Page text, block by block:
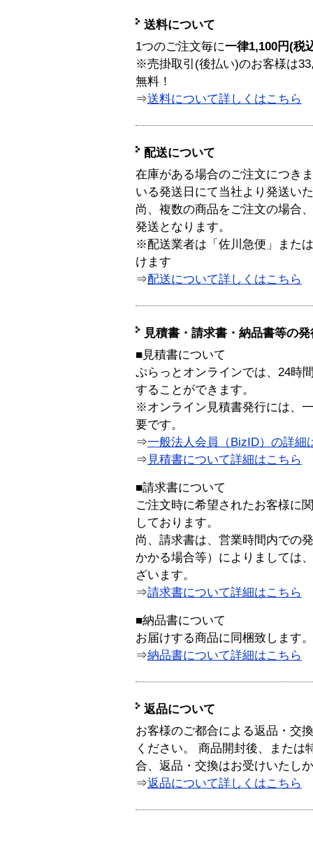
送料について
1つのご注文毎に一律1,100円(税
※売掛取引(後払い)のお客様は
無料！
⇒送料について詳しくはこちら
配送について
在庫がある場合のご注文につき
いる発送日にて当社より発送い
尚、複数の商品をご注文の場合
発送となります。
※配送業者は「佐川急便」また
けます
⇒配送について詳しくはこちら
見積書・請求書・納品書等の
■見積書について
ぷらっとオンラインでは、24時
することができます。
※オンライン見積書発行には、
要です。
⇒一般法人会員（BizID）の詳細
⇒ 見積書について詳細はこちら
■請求書について
ご注文時に希望されたお客様に
しております。
尚、請求書は、営業時間内での
かかる場合等）によりましては
ざいます。
⇒請求書について詳細はこちら
■納品書について
お届けする商品に同梱致します。
⇒納品書について詳細はこちら
返品について
お客様のご都合による返品・交
ください。 商品開封後、または
合、返品・交換はお受けいたし
⇒返品について詳しくはこちら